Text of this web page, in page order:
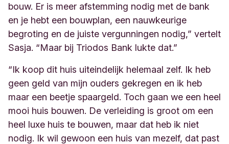
bouw. Er is meer afstemming nodig met de bank
en je hebt een bouwplan, een nauwkeurige
begroting en de juiste vergunningen nodig,” vertelt
Sasja. “Maar bij Triodos Bank lukte dat.”
“Ik koop dit huis uiteindelijk helemaal zelf. Ik heb
geen geld van mijn ouders gekregen en ik heb
maar een beetje spaargeld. Toch gaan we een heel
mooi huis bouwen. De verleiding is groot om een
heel luxe huis te bouwen, maar dat heb ik niet
nodig. Ik wil gewoon een huis van mezelf, dat past